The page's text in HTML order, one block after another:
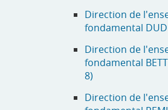
Direction de
fondamental
Direction de
fondamental
8)
Direction de